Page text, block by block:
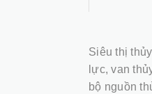
Siêu thị
lực, van
bộ nguồn